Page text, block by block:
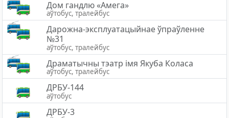
Дом гандлю «Амега»
аўтобус, тралейбус
Дарожна-эксплуатацыйнае ўпраўленне
№31
аўтобус, тралейбус
Драматычны тэатр імя Якуба Коласа
аўтобус, тралейбус
ДРБУ-144
аўтобус
ДРБУ-3